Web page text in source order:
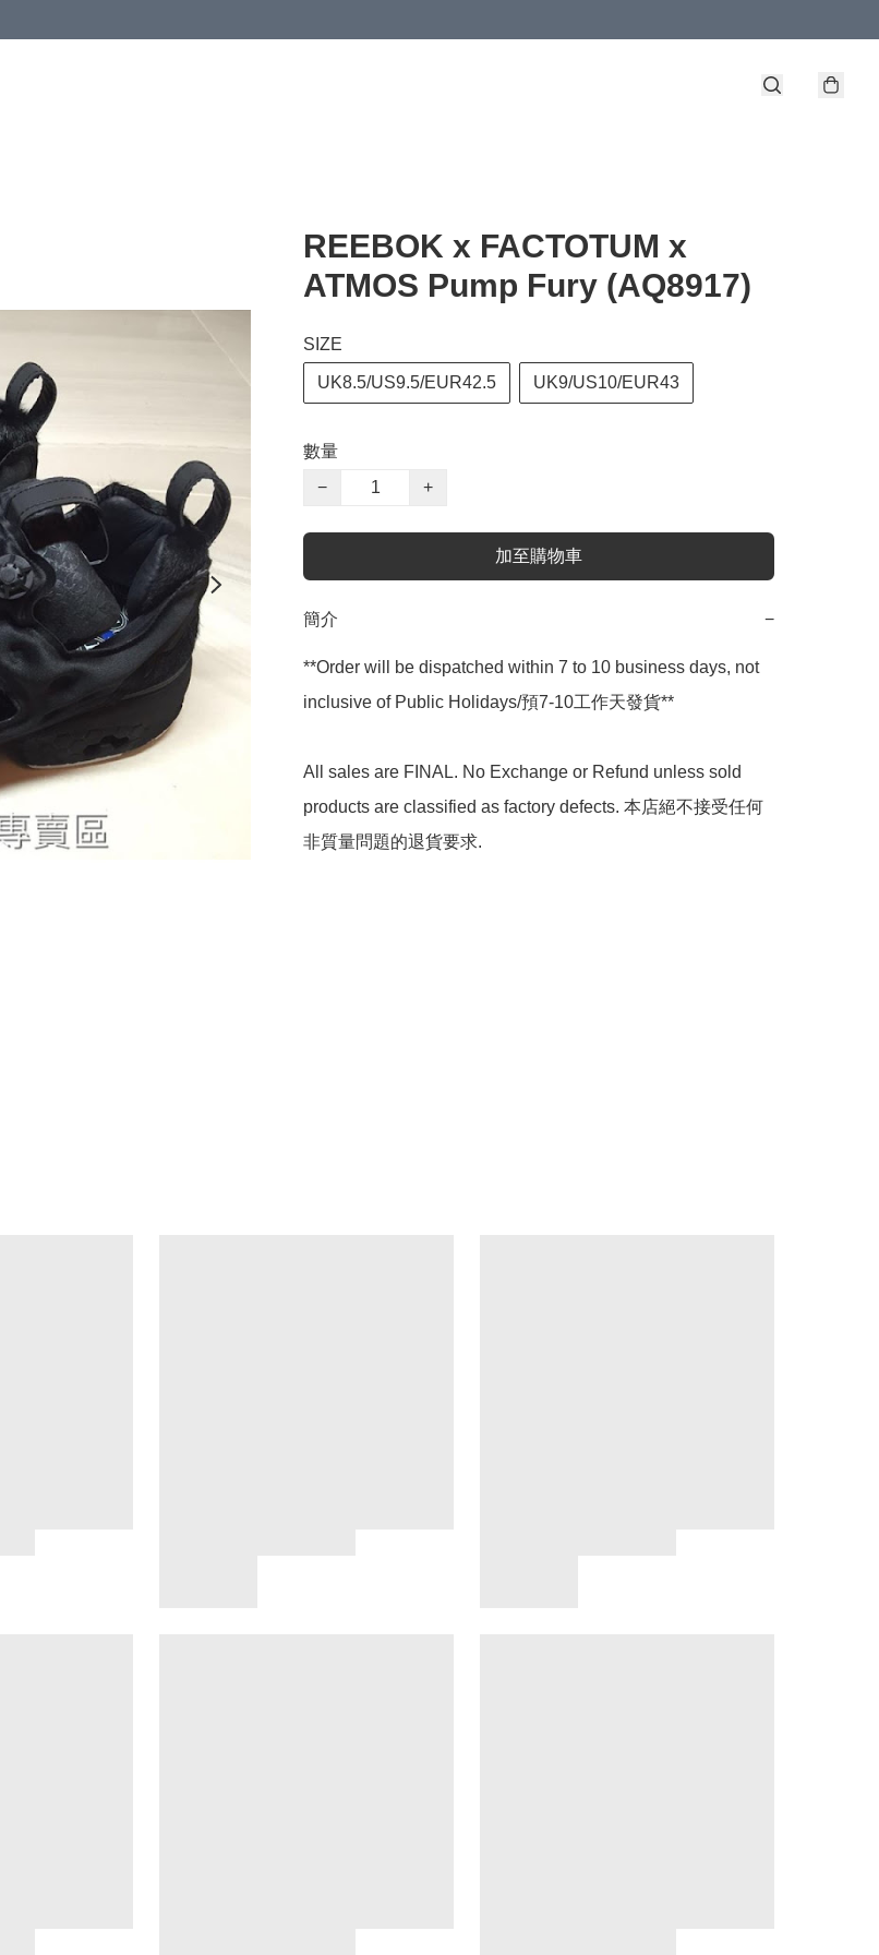
REEBOK x FACTOTUM x
ATMOS Pump Fury (AQ8917)
SIZE
UK8.5/US9.5/EUR42.5 UK9/US10/EUR43
數量
−
+
加至購物車
簡介 −
**Order will be dispatched within 7 to 10 business days, not
inclusive of Public Holidays/預7-10工作天發貨**
All sales are FINAL. No Exchange or Refund unless sold
products are classified as factory defects. 本店絕不接受任何
非質量問題的退貨要求.